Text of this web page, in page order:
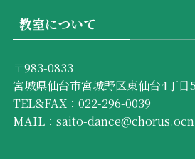
教室について
〒983-0833
宮城県仙台市宮城野区東仙台4丁目
TEL&FAX：022-296-0039
MAIL：saito-